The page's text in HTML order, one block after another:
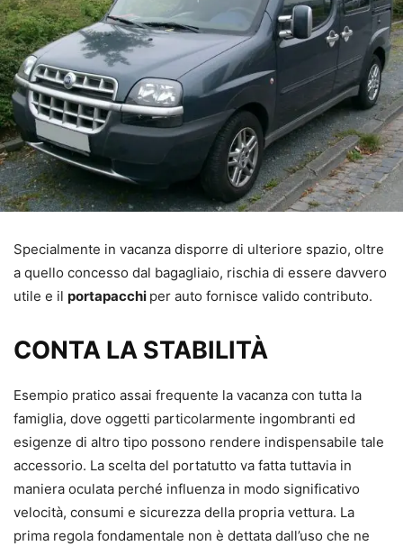
Specialmente in vacanza disporre di ulteriore spazio, oltre
a quello concesso dal bagagliaio, rischia di essere davvero
utile e il portapacchi per auto fornisce valido contributo.
CONTA LA STABILITÀ
Esempio pratico assai frequente la vacanza con tutta la
famiglia, dove oggetti particolarmente ingombranti ed
esigenze di altro tipo possono rendere indispensabile tale
accessorio. La scelta del portatutto va fatta tuttavia in
maniera oculata perché influenza in modo significativo
velocità, consumi e sicurezza della propria vettura. La
prima regola fondamentale non è dettata dall’uso che ne